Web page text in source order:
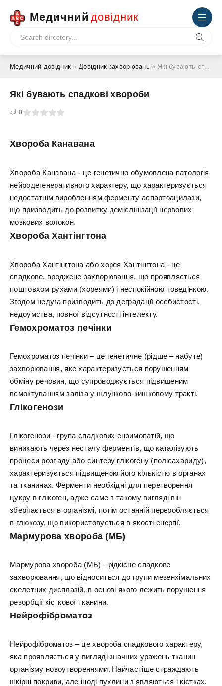
Медичний довідник
Медичний довідник »Довідник захворювань » Які бувають спадкові хвороби
Які бувають спадкові хвороби
0
5
Хвороба Канавана
Хвороба Канавана - це генетично обумовлена патологія
нейродегенеративного характеру, що характеризується
недостатнім виробленням ферменту аспартоацилази,
що призводить до розвитку демієлінізації нервових
мозкових волокон.
Хвороба Хантінгтона
Хвороба Хантінгтона або хорея Хантінгтона - це
спадкове, вроджене захворювання, що проявляється
поштовхом рухами (хореями) і неспокійною поведінкою.
Згодом недуга призводить до деградації особистості,
недоумства, повної відсутності інтелекту.
Гемохроматоз печінки
Гемохроматоз печінки – це генетичне (рідше – набуте)
захворювання, яке характеризується порушенням
обміну речовин, що супроводжується підвищеним
всмоктуванням заліза у шлунково-кишковому тракті.
Глікогенози
Глікогенози - група спадкових ензимопатій, що
виникають через нестачу ферментів, що каталізують
процеси розпаду або синтезу глікогену (полісахариду),
характеризується підвищеною його кількістю в органах
та тканинах. Ферменти необхідні для перетворення
цукру в глікоген, адже саме в такому вигляді він
зберігається в організмі, потім останній переробляється
в глюкозу, що використовується в якості енергії.
Мармурова хвороба (МБ)
Мармурова хвороба (МБ) - рідкісне спадкове
захворювання, що відноситься до групи мезенхімальних
скелетних дисплазій, в основі якого лежить порушення
резорбції кісткової тканини.
Нейрофіброматоз
Нейрофіброматоз – це хвороба спадкового характеру,
яка проявляється у вигляді значних уражень тканин
організму новоутвореннями. Найчастіше страждають
шкірні покриви, але іноді пухлини з'являються і кістках.